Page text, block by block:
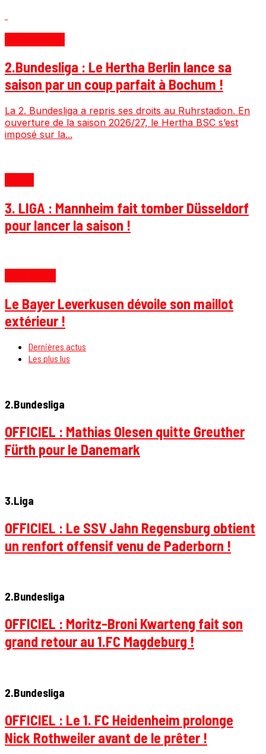
2.Bundesliga : Le Hertha Berlin lance sa
saison par un coup parfait à Bochum !
La 2. Bundesliga a repris ses droits au Ruhrstadion. En
ouverture de la saison 2026/27, le Hertha BSC s’est
imposé sur la...
3. LIGA : Mannheim fait tomber Düsseldorf
pour lancer la saison !
Le Bayer Leverkusen dévoile son maillot
extérieur !
Dernières actus
Les plus lus
2.Bundesliga
OFFICIEL : Mathias Olesen quitte Greuther
Fürth pour le Danemark
3.Liga
OFFICIEL : Le SSV Jahn Regensburg obtient
un renfort offensif venu de Paderborn !
2.Bundesliga
OFFICIEL : Moritz-Broni Kwarteng fait son
grand retour au 1.FC Magdeburg !
2.Bundesliga
OFFICIEL : Le 1. FC Heidenheim prolonge
Nick Rothweiler avant de le prêter !